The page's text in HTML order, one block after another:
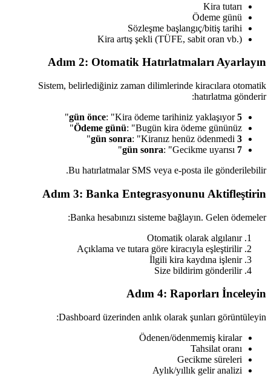
Kira tutarı
Ödeme günü
Sözleşme başlangıç/bitiş tarihi
Kira artış şekli (TÜFE, sabit oran vb.)
Adım 2: Otomatik Hatırlatmaları Ayarlayın
Sistem, belirlediğiniz zaman dilimlerinde kiracılara otomatik
hatırlatma gönderir:
5 gün önce
: "Kira ödeme tarihiniz yaklaşıyor"
Ödeme günü: "Bugün kira ödeme gününüz"
3 gün sonra
: "Kiranız henüz ödenmedi"
7 gün sonra
: "Gecikme uyarısı"
Bu hatırlatmalar SMS veya e-posta ile gönderilebilir.
Adım 3: Banka Entegrasyonunu Aktifleştirin
Banka hesabınızı sisteme bağlayın. Gelen ödemeler:
Otomatik olarak algılanır
Açıklama ve tutara göre kiracıyla eşleştirilir
İlgili kira kaydına işlenir
Size bildirim gönderilir
Adım 4: Raporları İnceleyin
Dashboard üzerinden anlık olarak şunları görüntüleyin:
Ödenen/ödenmemiş kiralar
Tahsilat oranı
Gecikme süreleri
Aylık/yıllık gelir analizi